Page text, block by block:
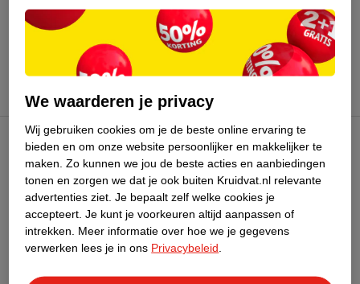
augustus 2026.
Kruidvat Club
Klantenservice
Over Kruidvat
We waarderen je privacy
Wij gebruiken cookies om je de beste online ervaring te
bieden en om onze website persoonlijker en makkelijker te
maken. Zo kunnen we jou de beste acties en aanbiedingen
tonen en zorgen we dat je ook buiten Kruidvat.nl relevante
advertenties ziet. Je bepaalt zelf welke cookies je
accepteert. Je kunt je voorkeuren altijd aanpassen of
intrekken.
Meer informatie over hoe we je gegevens
verwerken lees je in ons Privacybeleid